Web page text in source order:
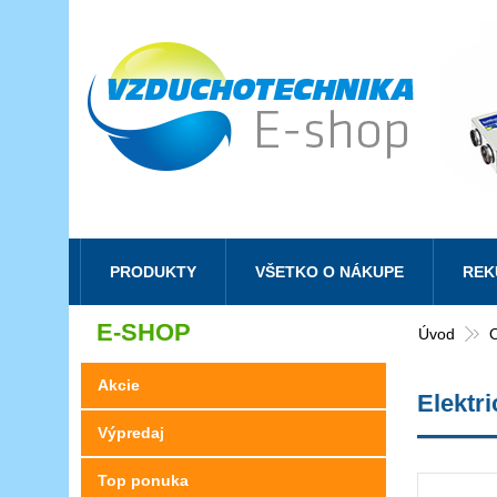
Úvod
E-SHOP
Akcie
Výpredaj
Top ponuka
PRODUKTY VŠETKO O NÁKUPE